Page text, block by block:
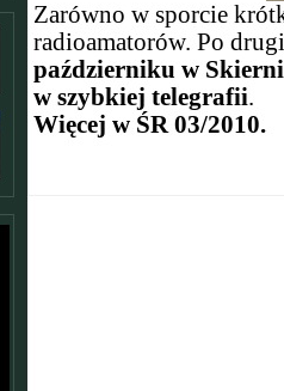
Zarówno w sporcie
radioamatorów. Po
październiku w
w szybkiej telegrafii.
Więcej w ŚR 03/2010.